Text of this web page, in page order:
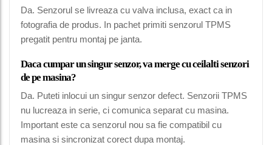
Da. Senzorul se livreaza cu valva inclusa, exact ca in
fotografia de produs. In pachet primiti senzorul TPMS
pregatit pentru montaj pe janta.
Daca cumpar un singur senzor, va merge cu ceilalti senzori
de pe masina?
Da. Puteti inlocui un singur senzor defect. Senzorii TPMS
nu lucreaza in serie, ci comunica separat cu masina.
Important este ca senzorul nou sa fie compatibil cu
masina si sincronizat corect dupa montaj.